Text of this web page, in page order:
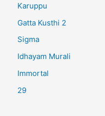
Karuppu
Gatta Kusthi 2
Sigma
Idhayam Murali
Immortal
29